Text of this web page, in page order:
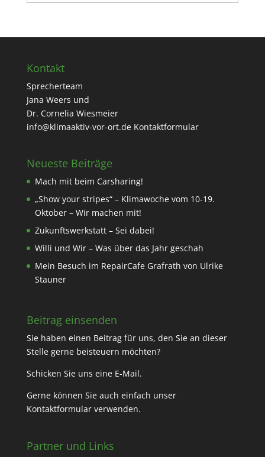
Kontakt
Sprecherteam
Jana Weers und
Dr. Cornelia Wiesmeier
info@klimaaktiv-vor-ort.de Kontaktformular
Neueste Beiträge
Mach mit beim Carsharing!
„Show your stripes“ – Klimawoche vom 10-19.
Oktober – Wir machen mit!
Zukunftswerkstatt – Sei dabei!
Willi und Wir – Was über das Jahr geschah
Mein Besuch im RepairCafe Grafrath von Ulrike
Stauner
Beitrag einsenden
Sie haben einen Beitrag für uns, den Sie an dieser
Stelle gerne beisteuern möchten?
Schicken Sie uns eine E-Mail.
Gerne können Sie auch einfach unser
Kontaktformularverwenden.
Partner und Links